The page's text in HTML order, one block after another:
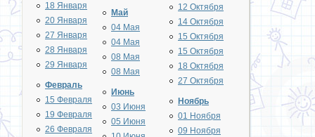
18 Января
20 Января
27 Января
28 Января
29 Января
Февраль
15 Февраля
19 Февраля
26 Февраля
Май
04 Мая
04 Мая
08 Мая
08 Мая
Июнь
03 Июня
05 Июня
12 Октября
14 Октября
15 Октября
15 Октября
18 Октября
27 Октября
Ноябрь
01 Ноября
09 Ноября